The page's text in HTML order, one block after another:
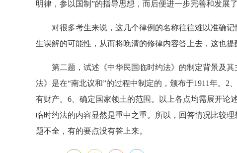
明律，参以国制”的指导思想，而后便进一步完善和发展
对很多考生来说，这几个律例的名称往往难以准确记
生误解的可能性，从而将晚清的修律内容答上去，这也提
第二题，试述《中华民国临时约法》的制定背景及其
法》是在“南北议和”的过程中制定的，颁布于1911年。2
有财产。6、确定国家领土的范围。以上各点均需展开论
临时约法的内容显然是重中之重。所以，回答情况比较
题不全，有的要点没有答上来。